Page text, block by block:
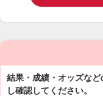
結果・成績・オッズな
し確認してください。